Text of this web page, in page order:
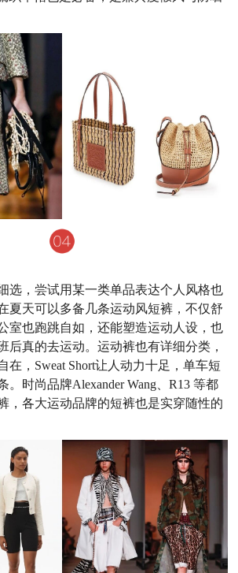
选，尝试用某一类单品表达个人风格也
夏天可以多备几条运动风短裤，不仅舒
室也跑跳自如，还能塑造运动人设，也
后真的去运动。运动裤也有详细分类，
在，Sweat Short让人动力十足，单车短
。时尚品牌Alexander Wang、R13 等都
，各大运动品牌的短裤也是实穿随性的